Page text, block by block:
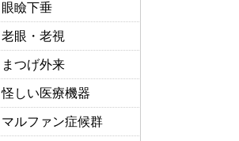
眼瞼下垂
老眼・老視
まつげ外来
怪しい医療機器
マルファン症候群